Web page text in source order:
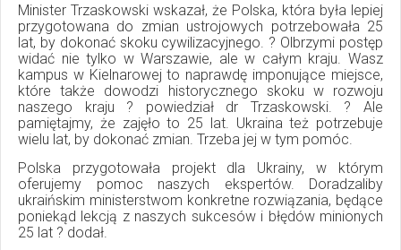
Minister Trzaskowski wskazał, że Polska, która była lepiej
przygotowana do zmian ustrojowych potrzebowała 25
lat, by dokonać skoku cywilizacyjnego. ? Olbrzymi postęp
widać nie tylko w Warszawie, ale w całym kraju. Wasz
kampus w Kielnarowej to naprawdę imponujące miejsce,
które także dowodzi historycznego skoku w rozwoju
naszego kraju ? powiedział dr Trzaskowski. ? Ale
pamiętajmy, że zajęło to 25 lat. Ukraina też potrzebuje
wielu lat, by dokonać zmian. Trzeba jej w tym pomóc.
Polska przygotowała projekt dla Ukrainy, w którym
oferujemy pomoc naszych ekspertów. Doradzaliby
ukraińskim ministerstwom konkretne rozwiązania, będące
poniekąd lekcją z naszych sukcesów i błędów minionych
25 lat ? dodał.